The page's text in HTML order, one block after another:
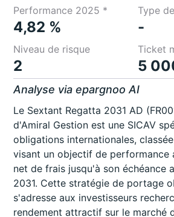
Performance 2025 *
4,82 %
Type
-
Niveau de risque
2
Ticket
5
Analyse via epargnoo AI
Le Sextant Regatta 2031 AD
d'Amiral Gestion est une SICAV
obligations internationales,
visant un objectif de performance
net de frais jusqu'à son échéance
2031. Cette stratégie de portage
s'adresse aux investisseurs
rendement attractif sur le marché